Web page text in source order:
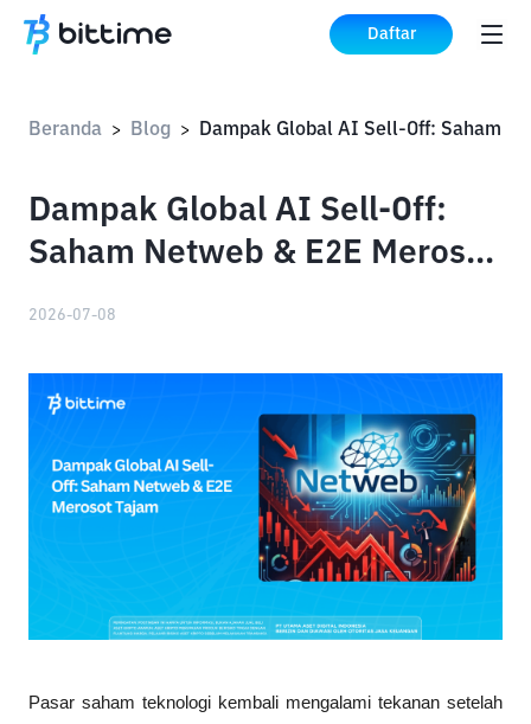
Daftar
Beranda > Blog >
Dampak Global AI Sell-Off:
Saham Netweb & E2E Merosot
2026-07-08
Pasar saham teknologi kembali mengalami tekanan setelah